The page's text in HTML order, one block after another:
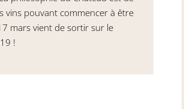
vins pouvant commencer à être
mars vient de sortir sur le
!